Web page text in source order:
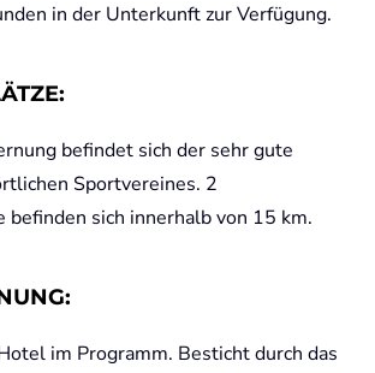
in der Unterkunft zur Verfügung.
befindet sich der sehr gute
Sportvereines. 2
befinden sich innerhalb von 15 km.
im Programm. Besticht durch das